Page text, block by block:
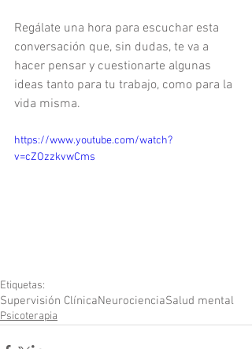
Regálate una hora para escuchar esta
conversación que, sin dudas, te va a
hacer pensar y cuestionarte algunas
ideas tanto para tu trabajo, como para la
vida misma.
https://www.youtube.com/watch?
v=cZOzzkvwCms
Etiquetas:
Supervisión ClínicaNeurocienciaSalud mental
Psicoterapia